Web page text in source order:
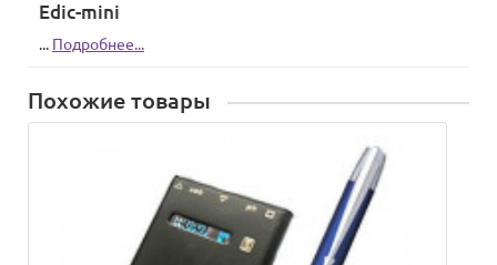
Edic-mini
... Подробнее...
Похожие товары